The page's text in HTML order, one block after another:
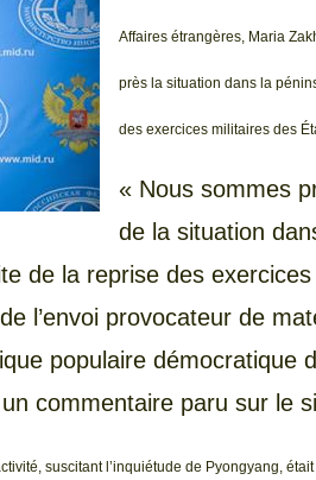
Affaires étrangères, Maria
près la situation dans la
des exercices militaires des
« Nous sommes
de la situation
de la reprise des
l’envoi provocateur de
populaire démocratique
commentaire paru sur le
suscitant l’inquiétude de Pyongyang,